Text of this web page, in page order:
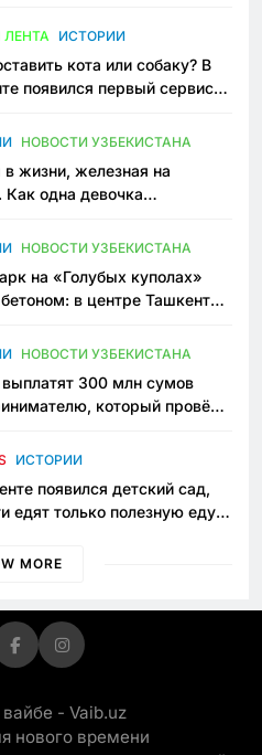
ЛЕНТА ИСТОРИИ
кота или собаку? В
появился первый сервис
НОВОСТИ УЗБЕКИСТАНА
в жизни, железная на
Как одна девочка
НОВОСТИ УЗБЕКИСТАНА
на «Голубых куполах»
в центре Ташкента
НОВОСТИ УЗБЕКИСТАНА
выплатят 300 млн сумов
который провёл
ИСТОРИИ
появился детский сад,
едят только полезную еду.
«кашу без сахара»
MORE
- Vaib.uz
нового времени